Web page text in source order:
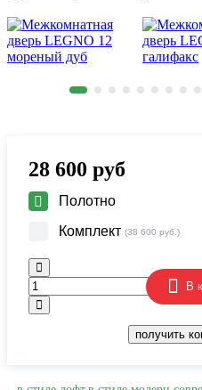
28 600 руб
Полотно
Комплект (38 600 руб.)
В
получить